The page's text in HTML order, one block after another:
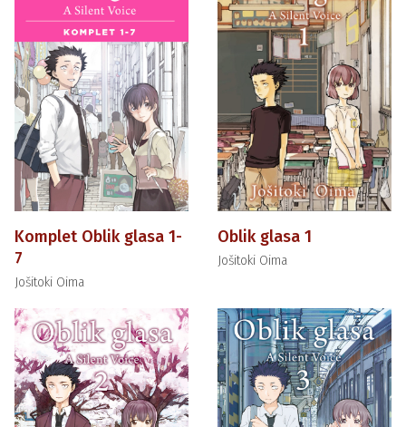
Komplet Oblik glasa 1-
7
Jošitoki Oima
Oblik glasa 1
Jošitoki Oima